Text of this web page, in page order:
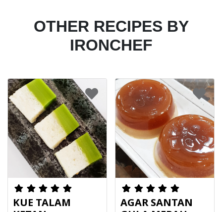
OTHER RECIPES BY
IRONCHEF
KUE TALAM
AGAR SANTAN